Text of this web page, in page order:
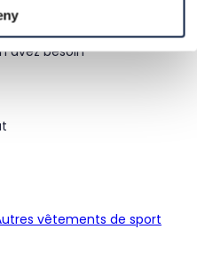
avez besoin
vêtements de sport